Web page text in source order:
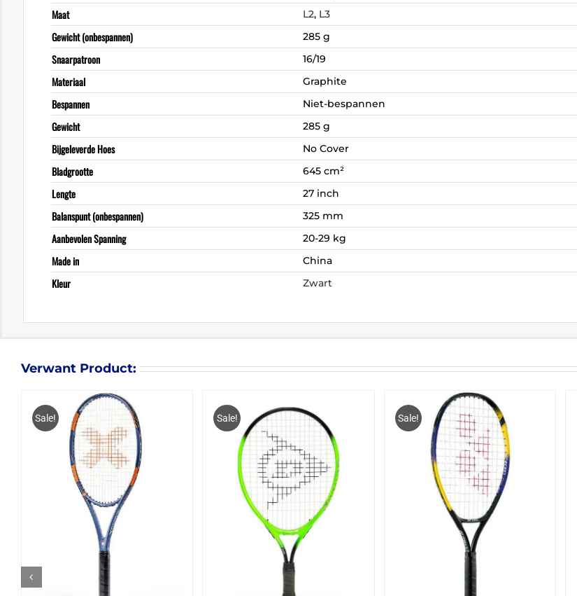
Maat L2, L3
Gewicht (onbespannen) 285 g
Snaarpatroon 16/19
Materiaal Graphite
Bespannen Niet-bespannen
Gewicht 285 g
Bijgeleverde Hoes No Cover
Bladgrootte 645 cm²
Lengte 27 inch
Balanspunt (onbespannen) 325 mm
Aanbevolen Spanning 20-29 kg
Made in China
Kleur Zwart
Verwant Product:
Sale! Sale! Sale!